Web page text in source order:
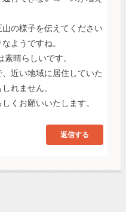
の様子を伝えてください
ようですね。
晴らしいです。
近い地域に居住していた
れません。
くお願いいたします。
返信する